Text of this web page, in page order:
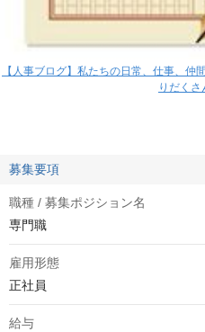
【人事ブログ】私たちの日常、仕事、
りだくさ
募集要項
職種 / 募集ポジション名
専門職
雇用形態
正社員
給与